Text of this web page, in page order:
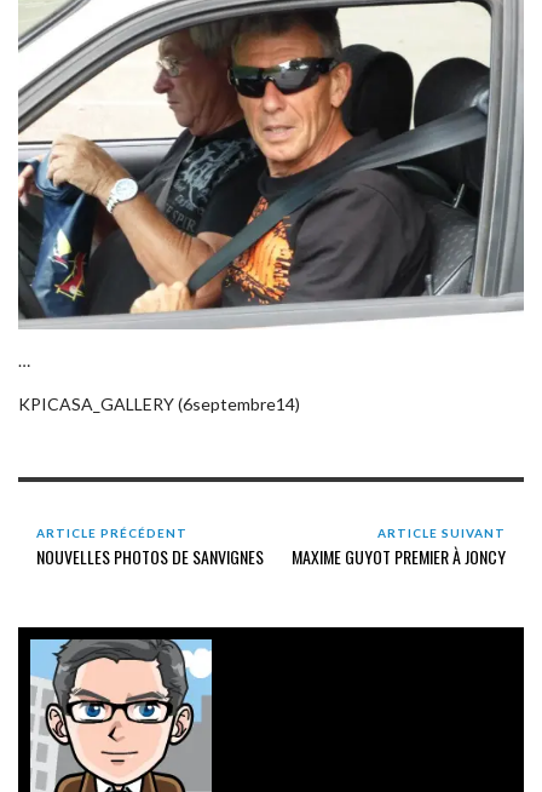
…
KPICASA_GALLERY (6septembre14)
ARTICLE PRÉCÉDENT
NOUVELLES PHOTOS DE SANVIGNES
ARTICLE SUIVANT
MAXIME GUYOT PREMIER À JONCY